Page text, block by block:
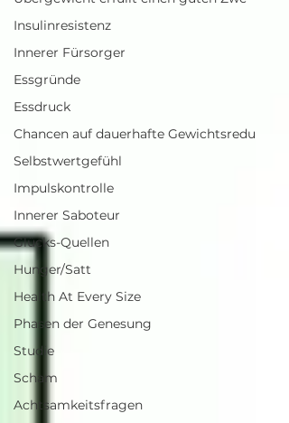
Insulinresistenz
Innerer Fürsorger
Essgründe
Essdruck
Chancen auf dauerhafte Gewichtsredu
Selbstwertgefühl
Impulskontrolle
Innerer Saboteur
Glücks-Quellen
Hunger/Satt
Health At Every Size
Phasen der Genesung
Studie
Scham
Achtsamkeitsfragen